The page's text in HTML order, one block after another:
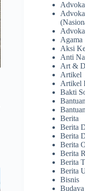
Agama
Aksi
Anti
Art &
Artikel
Artikel
Bakti
Berita
Berita
Berita
Berita
Berita
Berita
Berita
Bisnis
Budaya